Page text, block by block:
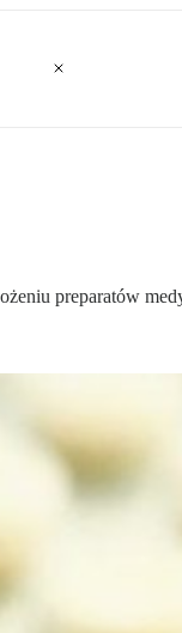
preparatów